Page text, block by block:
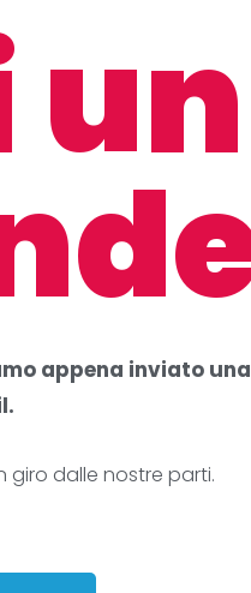
un
appena inviato una
giro dalle nostre parti.